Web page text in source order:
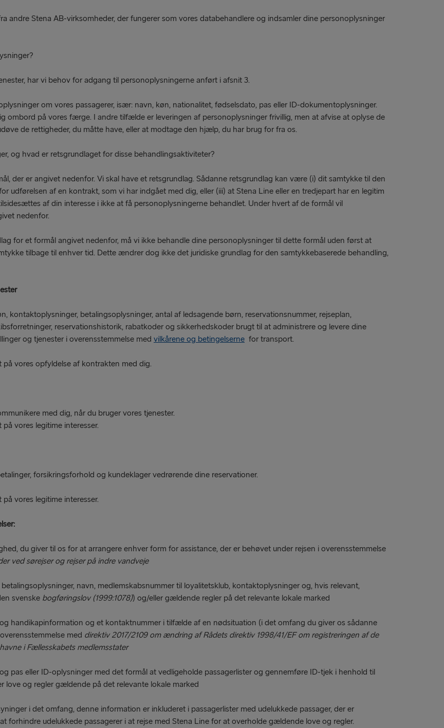
andre Stena AB-virksomheder, der fungerer som vores databehandlere og indsamler dine personoplysninger
har vi behov for adgang til personoplysningerne anført i afsnit 3.
om vores passagerer, især: navn, køn, nationalitet, fødselsdato, pas eller ID-dokumentoplysninger.
ombord på vores færge. I andre tilfælde er leveringen af personoplysninger frivillig, men at afvise at oplyse de
de rettigheder, du måtte have, eller at modtage den hjælp, du har brug for fra os.
og hvad er retsgrundlaget for disse behandlingsaktiviteter?
der er angivet nedenfor. Vi skal have et retsgrundlag. Sådanne retsgrundlag kan være (i) dit samtykke til den
udførelsen af en kontrakt, som vi har indgået med dig, eller (iii) at Stena Line eller en tredjepart har en legitim
af din interesse i ikke at få personoplysningerne behandlet. Under hvert af de formål vil
nedenfor.
for et formål angivet nedenfor, må vi ikke behandle dine personoplysninger til dette formål uden først at
tilbage til enhver tid. Dette ændrer dog ikke det juridiske grundlag for den samtykkebaserede behandling,
kontaktoplysninger, betalingsoplysninger, antal af ledsagende børn, reservationsnummer, rejseplan,
reservationshistorik, rabatkoder og sikkerhedskoder brugt til at administrere og levere dine
og tjenester i overensstemmelse med vilkårene og betingelserne for transport.
vores opfyldelse af kontrakten med dig.
med dig, når du bruger vores tjenester.
vores legitime interesser.
forsikringsforhold og kundeklager vedrørende dine reservationer.
vores legitime interesser.
giver til os for at arrangere enhver form for assistance, der er behøvet under rejsen i overensstemmelse
ved sørejser og rejser på indre vandveje
navn, medlemskabsnummer til loyalitetsklub, kontaktoplysninger og, hvis relevant,
svenske bogføringslov (1999:1078)) og/eller gældende regler på det relevante lokale marked
og et kontaktnummer i tilfælde af en nødsituation (i det omfang du giver os sådanne
med direktiv 2017/2109 om ændring af Rådets direktiv 1998/41/EF om registreringen af de
i Fællesskabets medlemsstater
eller ID-oplysninger med det formål at vedligeholde passagerlister og gennemføre ID-tjek i henhold til
love og regler gældende på det relevante lokale marked
i det omfang, denne information er inkluderet i passagerlister med udelukkede passager, der er
forhindre udelukkede passagerer i at rejse med Stena Line for at overholde gældende love og regler.